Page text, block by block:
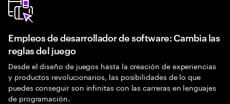
Empleos de desarrollador de software: Cambia las
reglas del juego
Desde el diseño de juegos hasta la creación de experiencias
y productos revolucionarios, las posibilidades de lo que
puedes conseguir son infinitas con las carreras en lenguajes
de programación.